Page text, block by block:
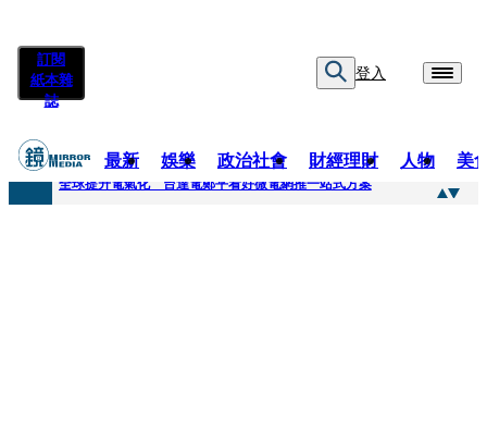
訂閱
紙本雜
誌
登入
最新 娛樂 政治社會 財經理財 人物 美
快訊
全球提升電氣化 台達電鄭平看好微電網推一站式方案